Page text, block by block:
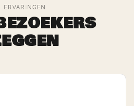
ERVARINGEN